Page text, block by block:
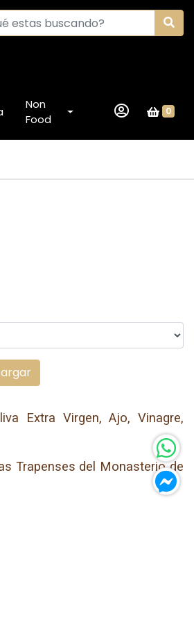
Non
Food
0
Extra Virgen, Ajo, Vinagre,
Trapenses del Monasterio de